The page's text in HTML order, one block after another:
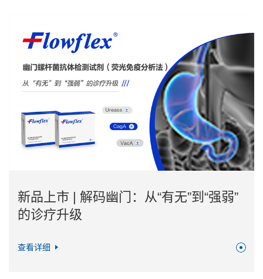
新品上市 | 解码幽门：从“有无”到“强弱”
的诊疗升级
查看详细